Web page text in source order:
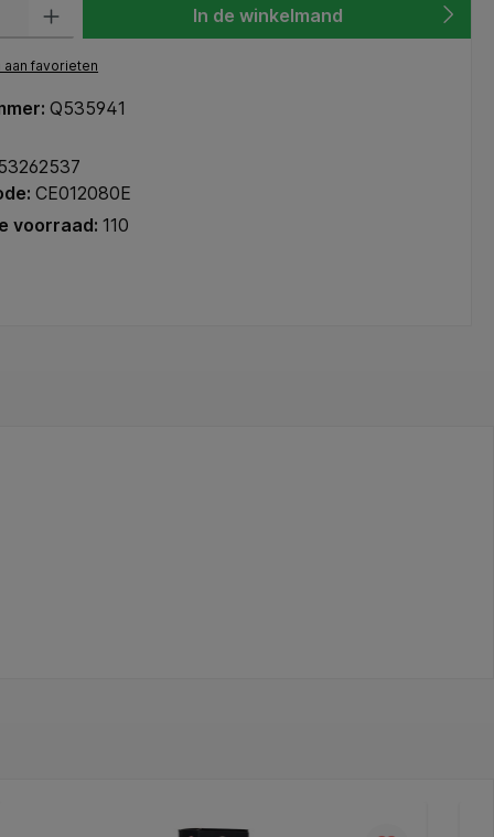
In de winkelmand
favorieten
Q535941
CE012080E
voorraad: 110